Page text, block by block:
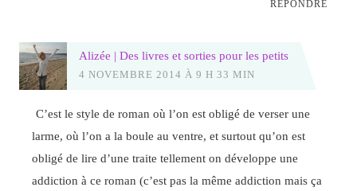
RÉPONDRE
Alizée | Des livres et sorties pour les petits
4 NOVEMBRE 2014 À 9 H 33 MIN
C’est le style de roman où l’on est obligé de verser une
larme, où l’on a la boule au ventre, et surtout qu’on est
obligé de lire d’une traite tellement on développe une
addiction à ce roman (c’est pas la même addiction mais ça